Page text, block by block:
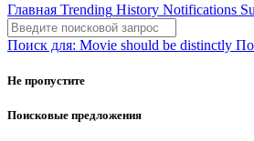
Главная Trending History Notifications
Поиск для: Movie should be distinctly
Не пропустите
Поисковые предложения